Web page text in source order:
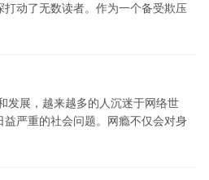
动了无数读者。作为一个备受欺压
发展，越来越多的人沉迷于网络世
严重的社会问题。网瘾不仅会对身